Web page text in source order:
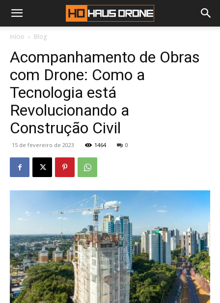
Início Blog
Acompanhamento de Obras
com Drone: Como a
Tecnologia está
Revolucionando a
Construção Civil
15 de fevereiro de 2023 1464 0